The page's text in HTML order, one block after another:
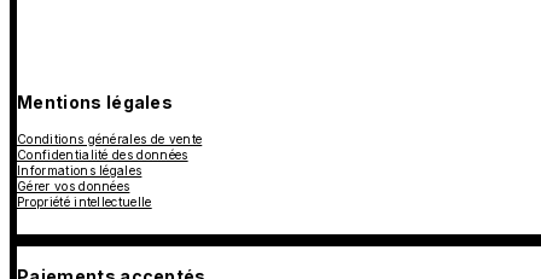
Mentions légales
Conditions générales de vente
Confidentialité des données
Informations légales
Gérer vos données
Propriété intellectuelle